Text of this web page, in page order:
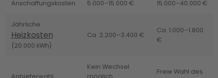
Anschaffungskosten 5.000–15.000 € 15.000–40.000 €
Jährliche
Heizkosten
(20.000 kWh)
Ca. 2.200–3.400 €
Ca. 1.000–1.800
€
Anbieterwahl
Kein Wechsel
möglich
Freie Wahl des